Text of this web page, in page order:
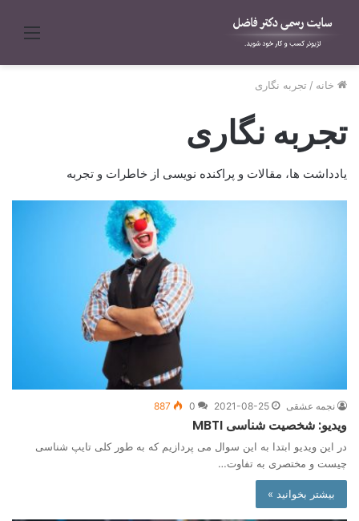
منو
خانه / تجربه نگاری
تجربه نگاری
یادداشت ها، مقالات و پراکنده نویسی از خاطرات و تجربه
نجمه عشقی 2021-08-25
0
887
ویدیو: شخصیت شناسی MBTI
در این ویدیو ابتدا به این سوال می پردازیم که به طور کلی تایپ شناسی
چیست و مختصری به تفاوت…
بیشتر بخوانید »